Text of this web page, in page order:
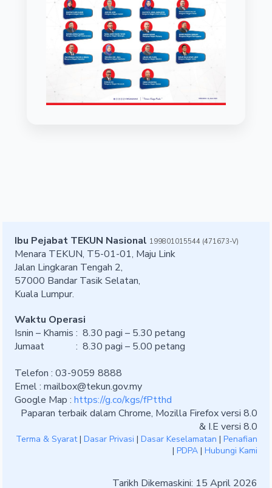
Ibu Pejabat TEKUN Nasional 199801015544 (471673-V)
Menara TEKUN, T5-01-01, Maju Link
Jalan Lingkaran Tengah 2,
57000 Bandar Tasik Selatan,
Kuala Lumpur.
Waktu Operasi
Isnin – Khamis : 8.30 pagi – 5.30 petang
Jumaat : 8.30 pagi – 5.00 petang
Telefon : 03-9059 8888
Emel :mailbox@tekun.gov.my
Google Map :https://g.co/kgs/fPtthd
Paparan terbaik dalam Chrome, Mozilla Firefox versi 8.0
& I.E versi 8.0
Terma & Syarat| Dasar Privasi | Dasar Keselamatan | Penafian
| PDPA| Hubungi Kami
Tarikh Dikemaskini: 15 April 2026